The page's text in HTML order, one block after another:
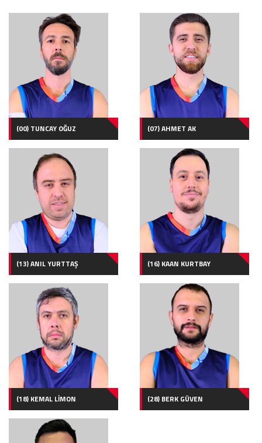
(00) TUNCAY OĞUZ (07) AHMET AK
(13) ANIL YURTTAŞ (16) KAAN KURTBAY
(18) KEMAL LİMON (28) BERK GÜVEN